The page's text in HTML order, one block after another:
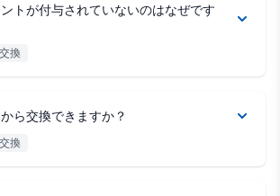
トが付与されていないのはなぜです
換
ら交換できますか？
換